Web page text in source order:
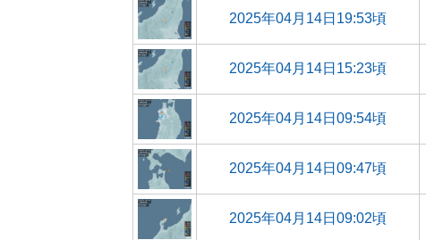
2025年04月14日19:53頃
2025年04月14日15:23頃
2025年04月14日09:54頃
2025年04月14日09:47頃
2025年04月14日09:02頃